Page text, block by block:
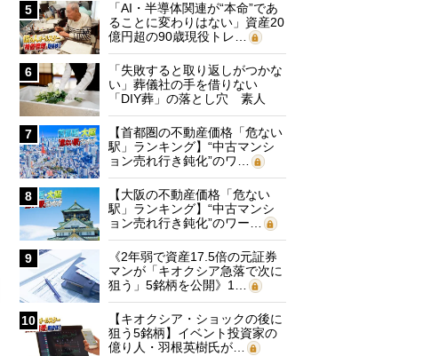
5
「AI・半導体関連が“本命”であ
ることに変わりはない」資産20
億円超の90歳現役トレ…
6
「失敗すると取り返しがつかな
い」葬儀社の手を借りない
「DIY葬」の落とし穴 素人
に…
7
【首都圏の不動産価格「危ない
駅」ランキング】“中古マンシ
ョン売れ行き鈍化”のワ…
8
【大阪の不動産価格「危ない
駅」ランキング】“中古マンシ
ョン売れ行き鈍化”のワー…
9
《2年弱で資産17.5倍の元証券
マンが「キオクシア急落で次に
狙う」5銘柄を公開》1…
10
【キオクシア・ショックの後に
狙う5銘柄】イベント投資家の
億り人・羽根英樹氏が…